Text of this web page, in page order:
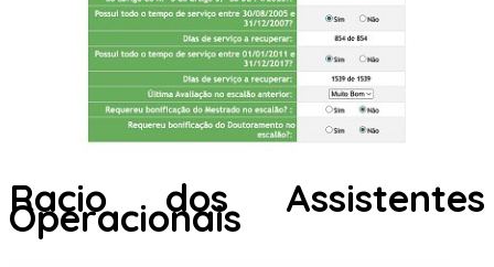
Racio dos Assistentes
Operacionais